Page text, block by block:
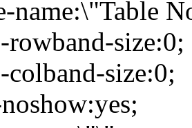
name:\"Table
rowband-size:0;
size:0;